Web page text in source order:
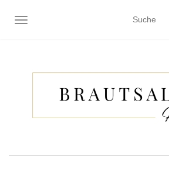
NAVIGATION EIN-/AUSSCHALTEN